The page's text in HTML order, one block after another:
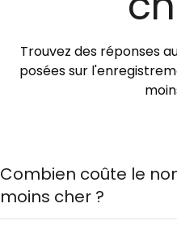
Trouvez des réponses
posées sur
Combien coûte le
moins cher ?